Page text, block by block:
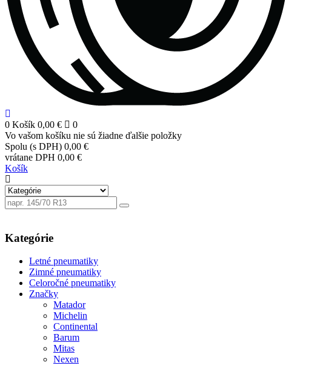
0 Košík 0,00 €
0
Vo vašom košíku nie sú žiadne ďalšie položky
Spolu (s DPH) 0,00 €
vrátane DPH 0,00 €
Košík
Kategórie
Letné pneumatiky
Zimné pneumatiky
Celoročné pneumatiky
Značky
Matador
Michelin
Continental
Barum
Mitas
Nexen